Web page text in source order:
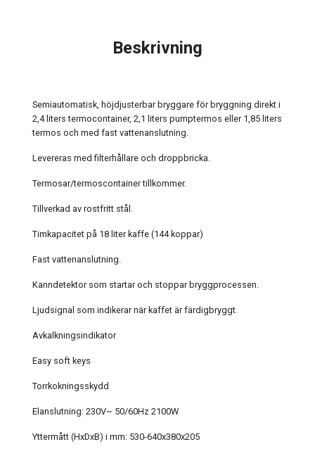
Beskrivning
Semiautomatisk, höjdjusterbar bryggare för bryggning direkt i
2,4 liters termocontainer, 2,1 liters pumptermos eller 1,85 liters
termos och med fast vattenanslutning.
Levereras med filterhållare och droppbricka.
Termosar/termoscontainer tillkommer.
Tillverkad av rostfritt stål.
Timkapacitet på 18 liter kaffe (144 koppar)
Fast vattenanslutning.
Kanndetektor som startar och stoppar bryggprocessen.
Ljudsignal som indikerar när kaffet är färdigbryggt.
Avkalkningsindikator
Easy soft keys
Torrkokningsskydd
Elanslutning: 230V~ 50/60Hz 2100W
Yttermått (HxDxB) i mm: 530-640x380x205